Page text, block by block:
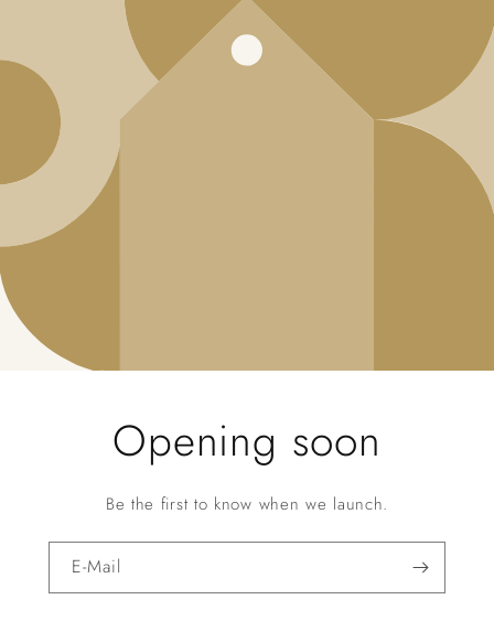
Opening soon
Be the first to know when we launch.
E-Mail